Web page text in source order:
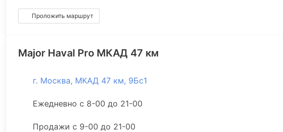
Проложить маршрут
Major Haval Pro МКАД 47 км
г. Москва, МКАД 47 км, 9Бс1
Ежедневно с 8-00 до 21-00
Продажи с 9-00 до 21-00